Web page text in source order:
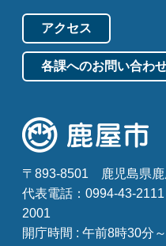
アクセス
各課へのお問い合わ
〒893-8501
鹿児島県
代表電話：0994-43-2111
2001
開庁時間 : 午前8時30分